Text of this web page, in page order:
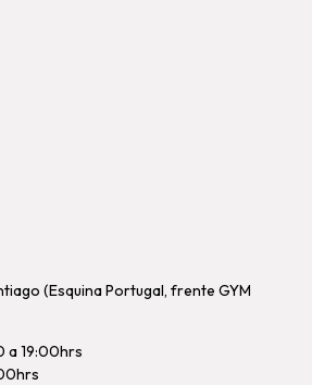
(Esquina Portugal, frente GYM
a 19:00hrs